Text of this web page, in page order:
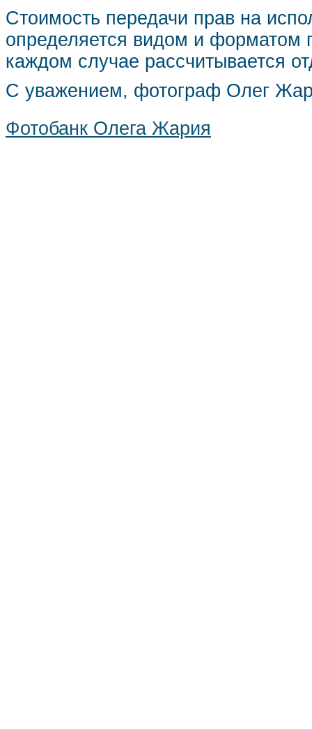
Стоимость передачи прав на
определяется видом и форматом
каждом случае рассчитывается
С уважением, фотограф Олег
Фотобанк Олега Жария